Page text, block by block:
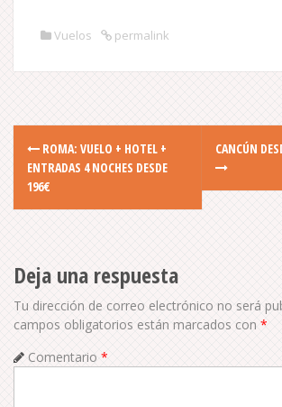
Vuelos permalink
P
o
t
n
a
v
ROMA: VUELO + HOTEL +
ENTRADAS 4 NOCHES DESDE
196€
CANCÚN
Deja una respuesta
Tu dirección de correo electrónico no será
campos obligatorios están marcados con *
Comentario *